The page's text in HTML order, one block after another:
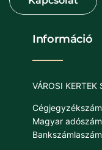
Információ
VÁROSI KERTEK
Cégjegyzékszám
Magyar